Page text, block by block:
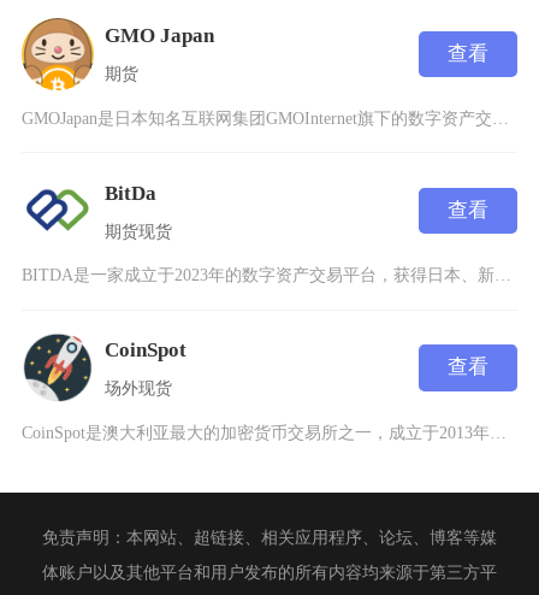
GMO Japan
期货
查看
BitDa
期货现货
查看
BITDA是一家成立于2023年的数字资产交易平台，获得日本、新加坡顶级区块链机构的投资打
CoinSpot
场外现货
查看
CoinSpot是澳大利亚最大的加密货币交易所之一，成立于2013年，总部位于澳大利亚，致
免责声明：本网站、超链接、相关应用程序、论坛、博客等媒
体账户以及其他平台和用户发布的所有内容均来源于第三方平